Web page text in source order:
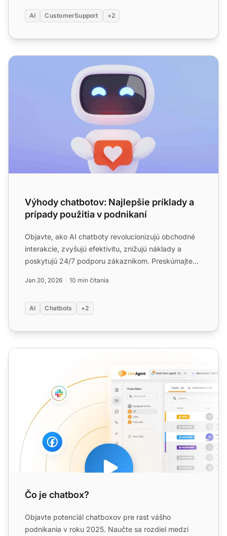
AI CustomerSupport +2
Výhody chatbotov: Najlepšie príklady a prípady použitia
Výhody chatbotov: Najlepšie príklady a
prípady použitia v podnikaní
Objavte, ako AI chatboty revolucionizujú obchodné
interakcie, zvyšujú efektivitu, znižujú náklady a
poskytujú 24/7 podporu zákazníkom. Preskúmajte
Jan 20, 2026 10 min čítania
AI Chatbots +2
Čo je chatbox?
Čo je chatbox?
Objavte potenciál chatboxov pre rast vášho
podnikania v roku 2025. Naučte sa rozdiel medzi